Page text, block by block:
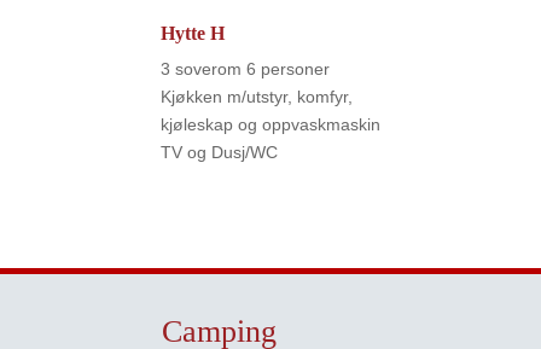
Hytte H
3 soverom 6 personer
Kjøkken m/utstyr, komfyr,
kjøleskap og oppvaskmaskin
TV og Dusj/WC
Camping